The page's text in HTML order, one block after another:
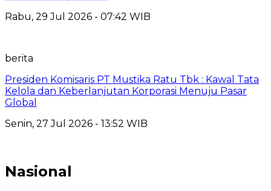
Rabu, 29 Jul 2026 - 07:42 WIB
berita
Presiden Komisaris PT Mustika Ratu Tbk : Kawal Tata
Kelola dan Keberlanjutan Korporasi Menuju Pasar
Global
Senin, 27 Jul 2026 - 13:52 WIB
Nasional